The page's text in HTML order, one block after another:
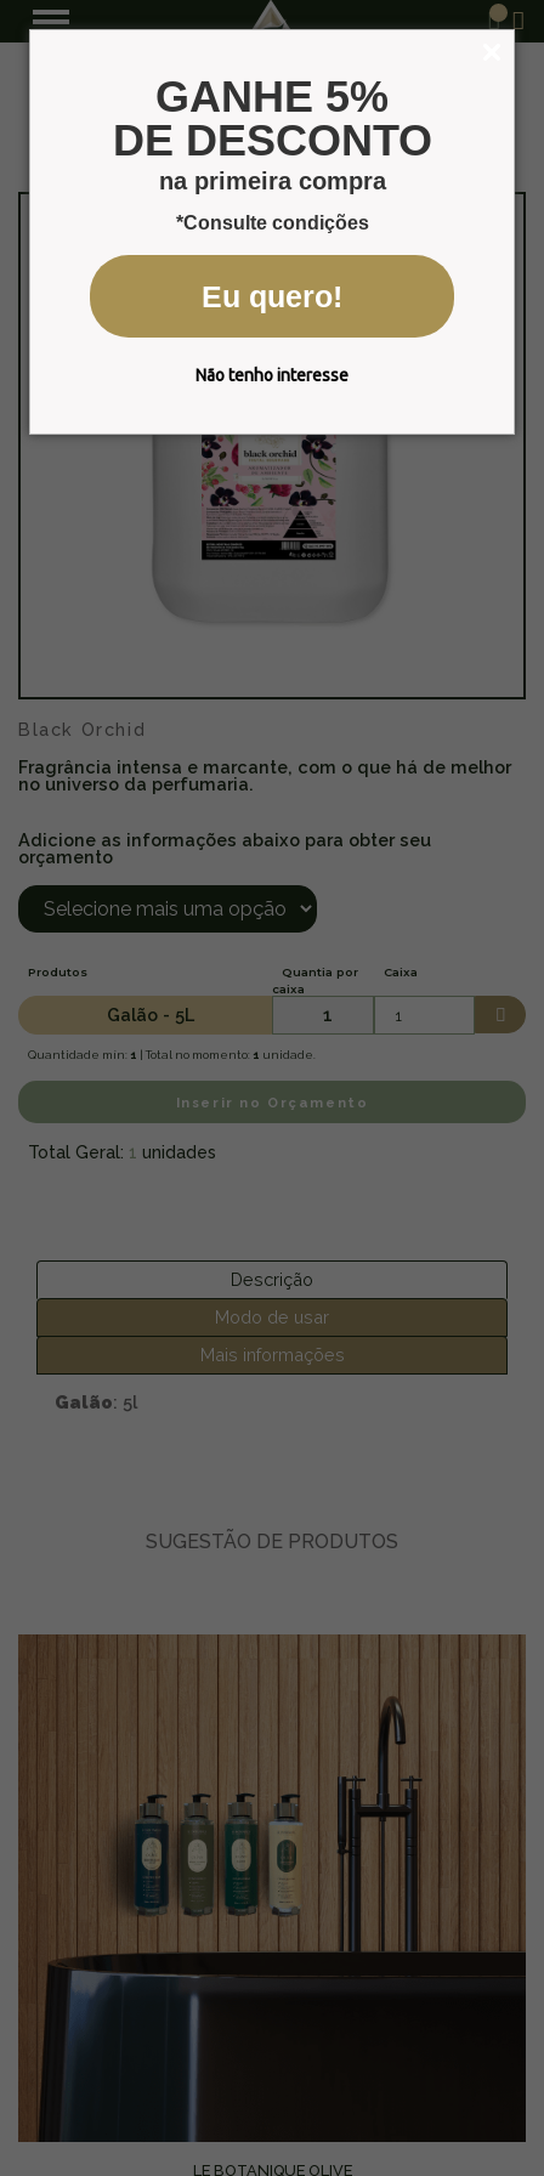
GANHE 5%
DE DESCONTO
na primeira compra
*Consulte condições
Eu quero!
Não tenho interesse
Página Inicial Produtos Aromatizadores
Black Orchid
Fragrância intensa e marcante, com o que há de melhor
no universo da perfumaria.
Adicione as informações abaixo para obter seu
orçamento
Produtos
Quantia por
caixa
Caixa
Galão - 5L 1
Quantidade mín: 1 | Total no momento: 1 unidade.
Inserir no Orçamento
Total Geral: 1 unidades
Descrição
Modo de usar
Mais informações
Galão: 5l
SUGESTÃO DE PRODUTOS
LE BOTANIQUE OLIVE